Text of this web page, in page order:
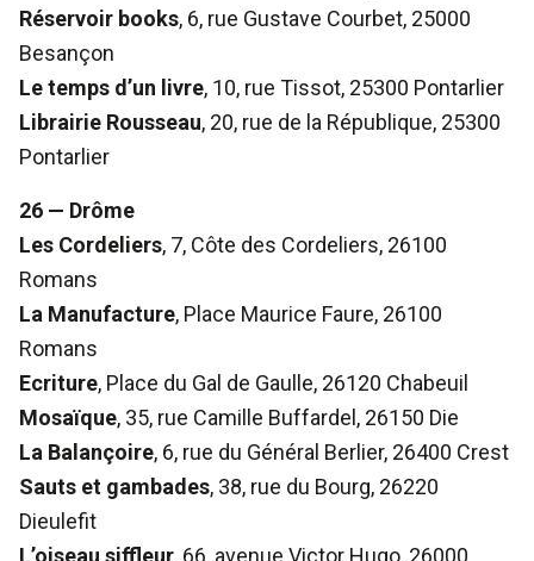
Réservoir books, 6, rue Gustave Courbet, 25000
Besançon
Le temps d’un livre, 10, rue Tissot, 25300 Pontarlier
Librairie Rousseau, 20, rue de la République, 25300
Pontarlier
26 — Drôme
Les Cordeliers, 7, Côte des Cordeliers, 26100
Romans
La Manufacture, Place Maurice Faure, 26100
Romans
Ecriture, Place du Gal de Gaulle, 26120 Chabeuil
Mosaïque, 35, rue Camille Buffardel, 26150 Die
La Balançoire, 6, rue du Général Berlier, 26400 Crest
Sauts et gambades, 38, rue du Bourg, 26220
Dieulefit